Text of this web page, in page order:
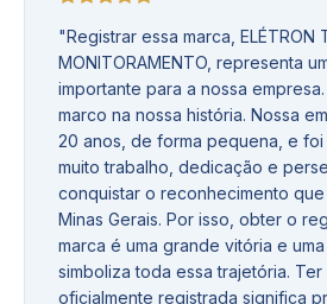
"Registrar essa marca, ELÉTRON
MONITORAMENTO, representa
importante para a nossa
marco na nossa história. Nossa
20 anos, de forma pequena, e
muito trabalho, dedicação e
conquistar o reconhecimento
Minas Gerais. Por isso, obter o
marca é uma grande vitória e
simboliza toda essa trajetória. Ter
oficialmente registrada significa